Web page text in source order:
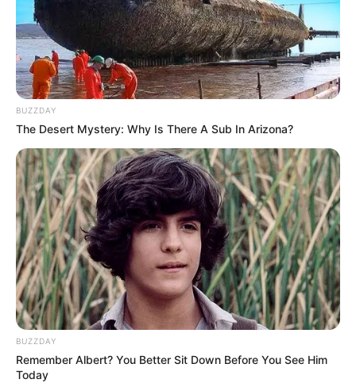
W albumie znalazły się zeszyty:The Punisher Vol. 1 #1-
pierwotnie publikowane od listopada 1985 roku do marca
1986 roku.
Dodatkowo w albumie znalazł się zeszyt:Amazing Spider-
Man Vol. 1 #129
roku.
Zdjęcia komiksu (po kliknięciu w obrazek możecie
zobaczyć go w pełnej rozdzielczości)
BUZZDAY
The Desert Mystery: Why Is There A Sub In Arizona?
BUZZDAY
Remember Albert? You Better Sit Down Before You See Him
Today